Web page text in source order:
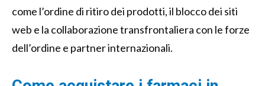
come l’ordine di ritiro dei prodotti, il blocco dei siti
web e la collaborazione transfrontaliera con le forze
dell’ordine e partner internazionali.